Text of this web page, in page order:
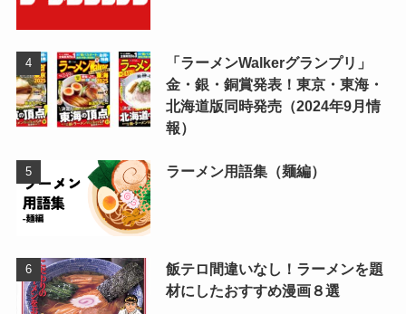
「ラーメンWalkerグランプリ」
金・銀・銅賞発表！東京・東海・
北海道版同時発売（2024年9月情
報）
ラーメン用語集（麺編）
飯テロ間違いなし！ラーメンを題
材にしたおすすめ漫画８選